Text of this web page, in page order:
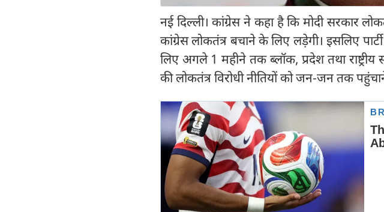
नई दिल्ली। कांग्रेस ने कहा है कि मोदी सरकार
कांग्रेस लोकतंत्र बचाने के लिए लड़ेगी। इसलिए
लिए अगले 1 महीने तक ब्लॉक, प्रदेश तथा राष्ट्रीय
की लोकतंत्र विरोधी नीतियों को जन-जन तक